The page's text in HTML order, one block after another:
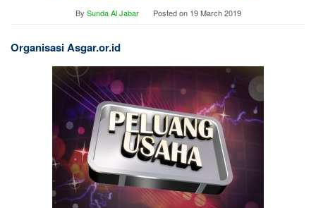
By Sunda Al Jabar Posted on 19 March 2019
Organisasi Asgar.or.id